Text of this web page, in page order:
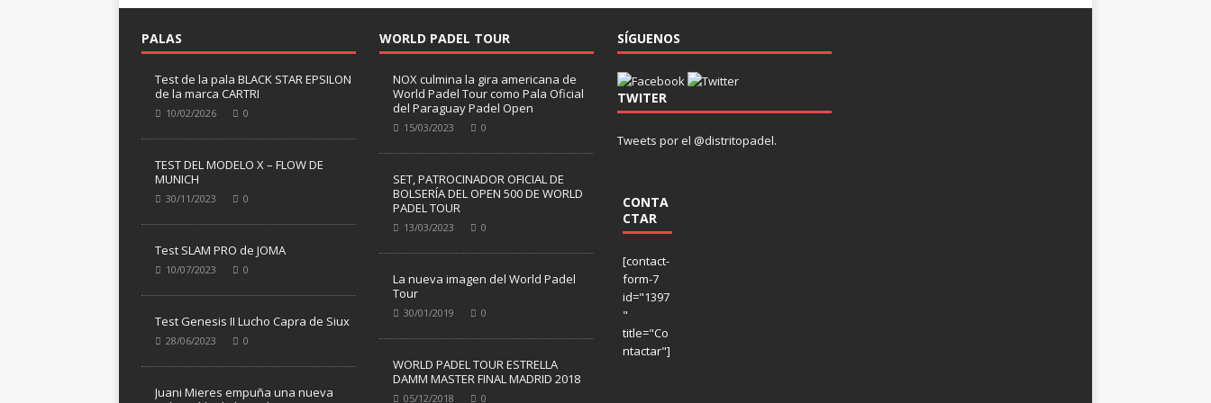
PALAS
Test de la pala BLACK STAR EPSILON
de la marca CARTRI
10/02/2026 0
TEST DEL MODELO X – FLOW DE
MUNICH
30/11/2023 0
Test SLAM PRO de JOMA
10/07/2023 0
Test Genesis II Lucho Capra de Siux
28/06/2023 0
Juani Mieres empuña una nueva
WORLD PADEL TOUR
NOX culmina la gira americana de
World Padel Tour como Pala Oficial
del Paraguay Padel Open
15/03/2023 0
SET, PATROCINADOR OFICIAL DE
BOLSERÍA DEL OPEN 500 DE WORLD
PADEL TOUR
13/03/2023 0
La nueva imagen del World Padel
Tour
30/01/2019 0
WORLD PADEL TOUR ESTRELLA
DAMM MASTER FINAL MADRID 2018
05/12/2018 0
SÍGUENOS
TWITER
Tweets por el @distritopadel.
CONTA
CTAR
[contact-
form-7
id="1397
"
title="Co
ntactar"]